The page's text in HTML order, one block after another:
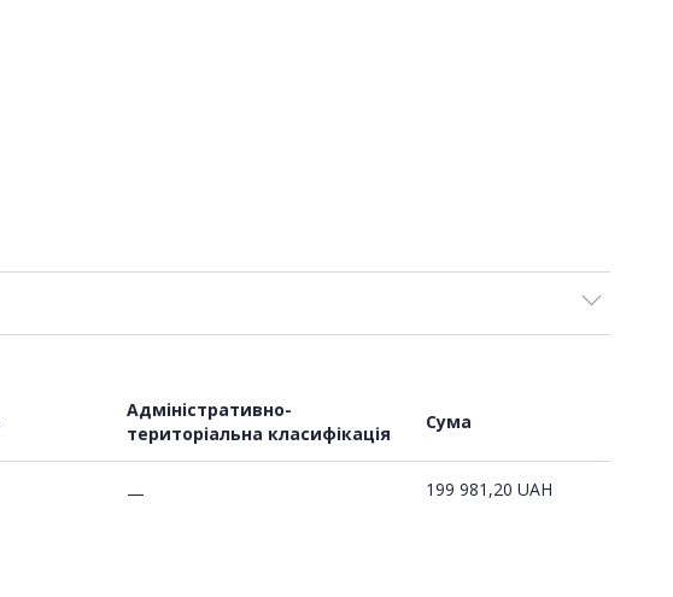
Адміністративно-
територіальна класифікація
Сума
— 199 981,20 UAH